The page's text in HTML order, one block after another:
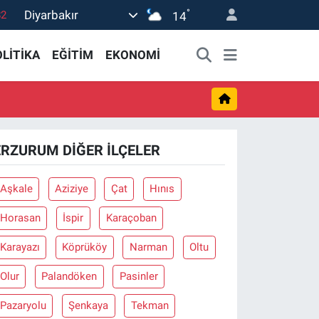
Diyarbakır 14°
EĞİTİM EKONOMİ
DIĞER İLÇELER
Aşkale Aziziye Çat Hınıs
Horasan İspir Karaçoban
Karayazı Köprüköy Narman Oltu
Olur Palandöken Pasinler
Pazaryolu Şenkaya Tekman